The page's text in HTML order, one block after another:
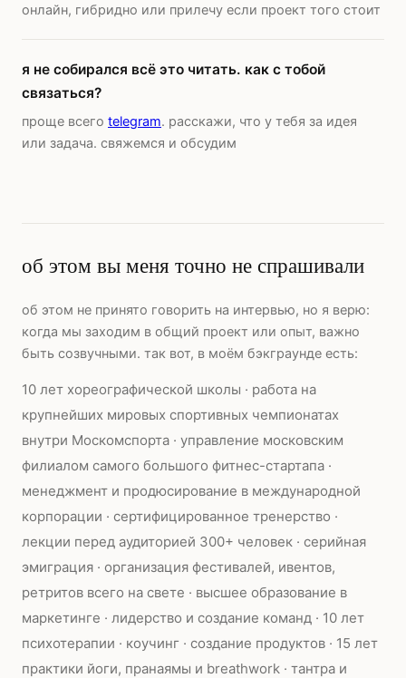
онлайн, гибридно или прилечу если проект того стоит
я не собирался всё это читать. как с тобой
связаться?
проще всего telegram. расскажи, что у тебя за идея
или задача. свяжемся и обсудим
об этом вы меня точно не спрашивали
об этом не принято говорить на интервью, но я верю:
когда мы заходим в общий проект или опыт, важно
быть созвучными. так вот, в моём бэкграунде есть:
10 лет хореографической школы · работа на
крупнейших мировых спортивных чемпионатах
внутри Москомспорта · управление московским
филиалом самого большого фитнес-стартапа ·
менеджмент и продюсирование в международной
корпорации · сертифицированное тренерство ·
лекции перед аудиторией 300+ человек · серийная
эмиграция · организация фестивалей, ивентов,
ретритов всего на свете · высшее образование в
маркетинге · лидерство и создание команд · 10 лет
психотерапии · коучинг · создание продуктов · 15 лет
практики йоги, пранаямы и breathwork · тантра и